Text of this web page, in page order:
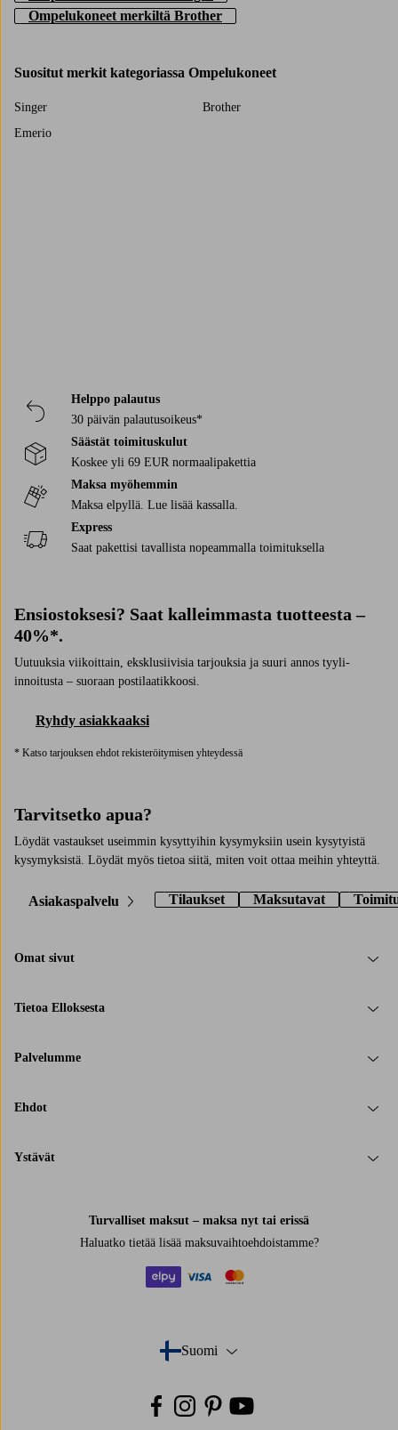
Ompelukoneet merkiltä Brother
Suositut merkit kategoriassa Ompelukoneet
Singer
Brother
Emerio
Helppo palautus
30 päivän palautusoikeus*
Säästät toimituskulut
Koskee yli 69 EUR normaalipakettia
Maksa myöhemmin
Maksa elpyllä. Lue lisää kassalla.
Express
Saat pakettisi tavallista nopeammalla toimituksella
Ensiostoksesi? Saat kalleimmasta tuotteesta –
40%*.
Uutuuksia viikoittain, eksklusiivisia tarjouksia ja suuri annos tyyli-
innoitusta – suoraan postilaatikkoosi.
Ryhdy asiakkaaksi
* Katso tarjouksen ehdot rekisteröitymisen yhteydessä
Tarvitsetko apua?
Löydät vastaukset useimmin kysyttyihin kysymyksiin usein kysytyistä
kysymyksistä. Löydät myös tietoa siitä, miten voit ottaa meihin yhteyttä.
Asiakaspalvelu Tilaukset Maksutavat
Omat sivut
Tietoa Elloksesta
Palvelumme
Ehdot
Ystävät
Turvalliset maksut – maksa nyt tai erissä
Haluatko tietää lisää maksuvaihtoehdoistamme?
Suomi
- Valitse maa